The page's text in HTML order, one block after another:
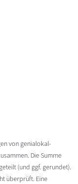
von genialokal-
Die Summe
(und ggf. gerundet).
überprüft. Eine